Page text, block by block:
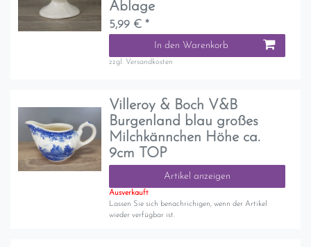
Ablage
5,99 € *
In den Warenkorb
zzgl. Versandkosten
Villeroy & Boch V&B
Burgenland blau großes
Milchkännchen Höhe ca.
9cm TOP
Artikel anzeigen
Ausverkauft
Lassen Sie sich benachrichigen, wenn der Artikel
wieder verfügbar ist.